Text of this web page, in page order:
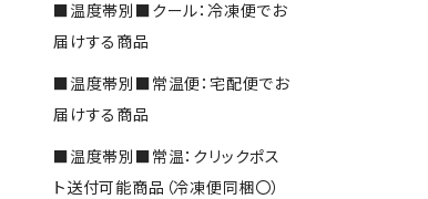
■温度帯別■クール：冷凍便でお
届けする商品
■温度帯別■常温便：宅配便でお
届けする商品
■温度帯別■常温：クリックポス
ト送付可能商品（冷凍便同梱〇）